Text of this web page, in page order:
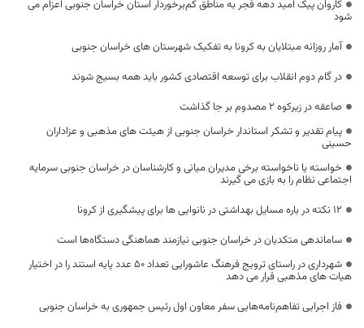
کاروان پیک امید دهه فجر به مناطق کم‌برخوردار استان خراسان جنوبی اعزام می
شود
آمار روزانه مبتلایان به کرونا به تفکیک شهرستان های خراسان جنوبی
در گام دوم انقلاب برای توسعه اقتصادی کشور باید همه بسیج شوند
صاعقه در زیرکوه 2 مصدوم بر جا گذاشت
پیام تقدیر و تشکر استاندار خراسان جنوبی از هیئت های مذهبی و عزاداران
حسینی
خواسته یا ناخواسته برخی مدیران میانی و کارشناسان در خراسان جنوبی سرمایه
اجتماعی نظام را به بازی می گیرند
12 نکته در باره مسایل بهداشتی در نانوایی ها برای پیشگیری از کرونا
ساماندهی متکدیان در خراسان جنوبی نیازمند هماهنگی دستگاه‌ها است
شهرداری در راستای ترویج فرهنگ عاشورایی تعداد 50 عدد پایه استند را در اختیار
هیات های مذهبی قرار می دهد
فاز اجرایی تفاهم‌نامه‌هایی سفر معاون اول رئیس جمهوری به خراسان جنوبی